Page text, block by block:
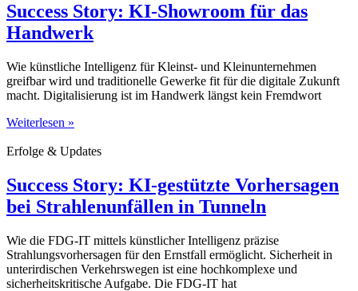
Success Story: KI-Showroom für das
Handwerk
Wie künstliche Intelligenz für Kleinst- und Kleinunternehmen
greifbar wird und traditionelle Gewerke fit für die digitale Zukunft
macht. Digitalisierung ist im Handwerk längst kein Fremdwort
Weiterlesen »
Erfolge & Updates
Success Story: KI-gestützte Vorhersagen
bei Strahlenunfällen in Tunneln
Wie die FDG-IT mittels künstlicher Intelligenz präzise
Strahlungsvorhersagen für den Ernstfall ermöglicht. Sicherheit in
unterirdischen Verkehrswegen ist eine hochkomplexe und
sicherheitskritische Aufgabe. Die FDG-IT hat